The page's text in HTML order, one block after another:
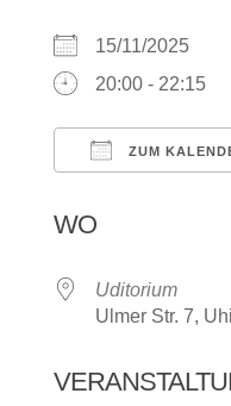
15/11/2025
20:00 - 22:15
ZUM
WO
Uditorium
Ulmer Str. 7,